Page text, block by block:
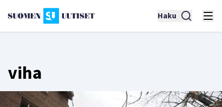
Haku
viha